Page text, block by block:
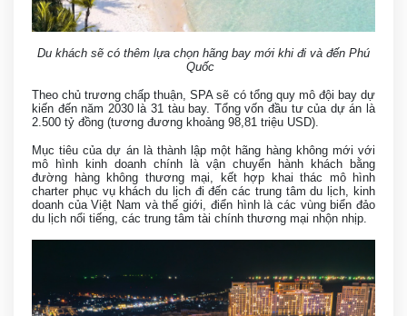
Du khách sẽ có thêm lựa chọn hãng bay mới khi đi và đến Phú
Quốc
Theo chủ trương chấp thuận, SPA sẽ có tổng quy mô đội bay dự
kiến đến năm 2030 là 31 tàu bay. Tổng vốn đầu tư của dự án là
2.500 tỷ đồng (tương đương khoảng 98,81 triệu USD).
Mục tiêu của dự án là thành lập một hãng hàng không mới với
mô hình kinh doanh chính là vận chuyển hành khách bằng
đường hàng không thương mại, kết hợp khai thác mô hình
charter phục vụ khách du lịch đi đến các trung tâm du lịch, kinh
doanh của Việt Nam và thế giới, điển hình là các vùng biển đảo
du lịch nổi tiếng, các trung tâm tài chính thương mại nhộn nhịp.